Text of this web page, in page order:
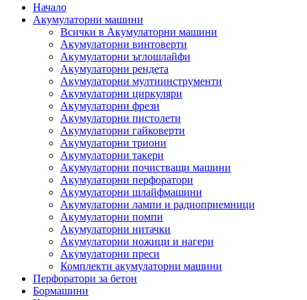
Начало
Акумулаторни машини
Всички в Акумулаторни машини
Акумулаторни винтоверти
Акумулаторни ъглошлайфи
Акумулаторни рендета
Акумулаторни мултиинструменти
Акумулаторни циркуляри
Акумулаторни фрези
Акумулаторни пистолети
Акумулаторни гайковерти
Акумулаторни триони
Акумулаторни такери
Акумулаторни почистващи машини
Акумулаторни перфоратори
Акумулаторни шлайфмашини
Акумулаторни лампи и радиоприемници
Акумулаторни помпи
Акумулаторни нитачки
Акумулаторни ножици и нагери
Акумулаторни преси
Комплекти акумулаторни машини
Перфоратори за бетон
Бормашини